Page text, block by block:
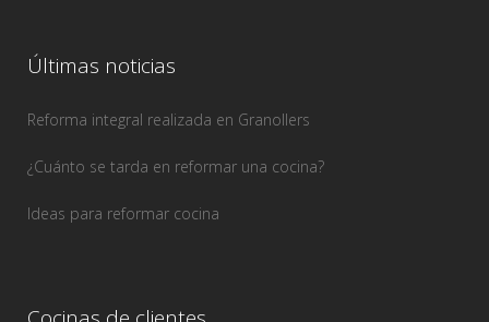
Últimas noticias
Reforma integral realizada en Granollers
¿Cuánto se tarda en reformar una cocina?
Ideas para reformar cocina